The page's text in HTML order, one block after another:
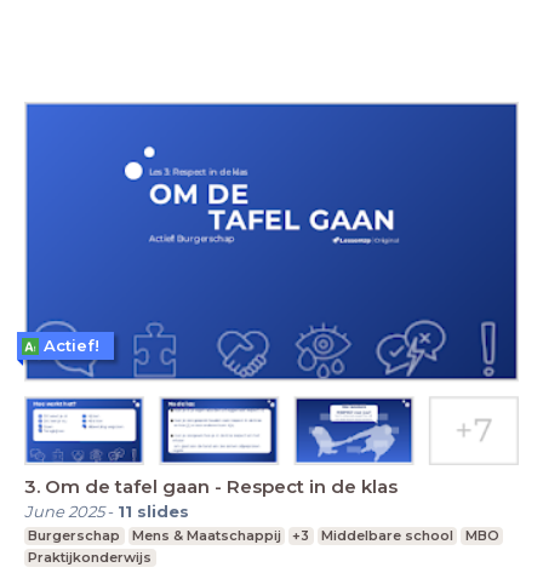
3. Om de tafel gaan - Respect in de klas
June 2025- 11 slides
Burgerschap Mens & Maatschappij +3 Middelbare school
MBO
Praktijkonderwijs
Actief!